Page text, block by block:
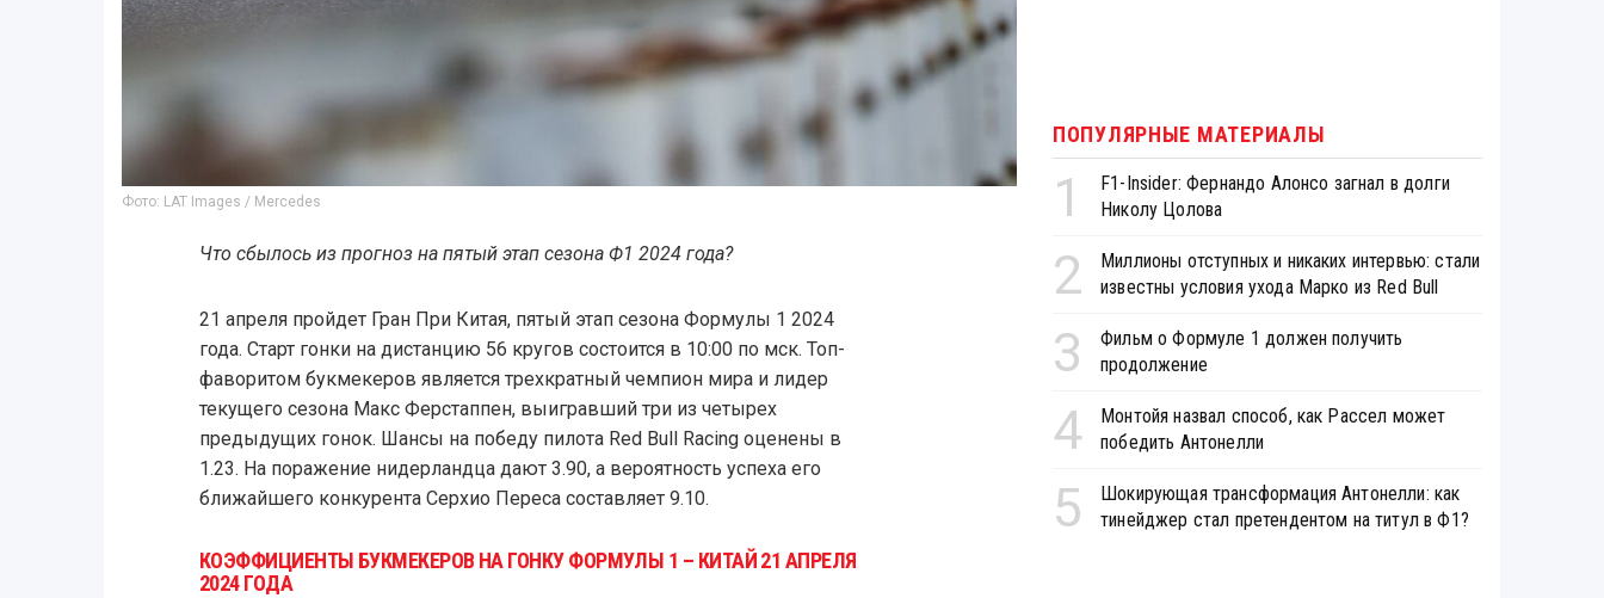
Фото: LAT Images / Mercedes
Что сбылось из прогноз на пятый этап сезона Ф1 2024 года?
21 апреля пройдет Гран При Китая, пятый этап сезона Формулы 1 2024
года. Старт гонки на дистанцию 56 кругов состоится в 10:00 по мск. Топ-
фаворитом букмекеров является трехкратный чемпион мира и лидер
текущего сезона Макс Ферстаппен, выигравший три из четырех
предыдущих гонок. Шансы на победу пилота Red Bull Racing оценены в
1.23. На поражение нидерландца дают 3.90, а вероятность успеха его
ближайшего конкурента Серхио Переса составляет 9.10.
КОЭФФИЦИЕНТЫ БУКМЕКЕРОВ НА ГОНКУ ФОРМУЛЫ 1 – КИТАЙ 21 АПРЕЛЯ
2024 ГОДА
ПОПУЛЯРНЫЕ МАТЕРИАЛЫ
1
F1-Insider: Фернандо Алонсо загнал в долги
Николу Цолова
2
Миллионы отступных и никаких интервью: стали
известны условия ухода Марко из Red Bull
3
Фильм о Формуле 1 должен получить
продолжение
4
Монтойя назвал способ, как Рассел может
победить Антонелли
5
Шокирующая трансформация Антонелли: как
тинейджер стал претендентом на титул в Ф1?